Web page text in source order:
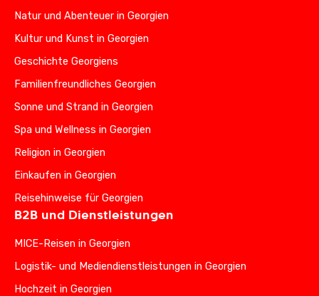
Natur und Abenteuer in Georgien
Kultur und Kunst in Georgien
Geschichte Georgiens
Familienfreundliches Georgien
Sonne und Strand in Georgien
Spa und Wellness in Georgien
Religion in Georgien
Einkaufen in Georgien
Reisehinweise für Georgien
B2B und Dienstleistungen
MICE-Reisen in Georgien
Logistik- und Mediendienstleistungen in Georgien
Hochzeit in Georgien